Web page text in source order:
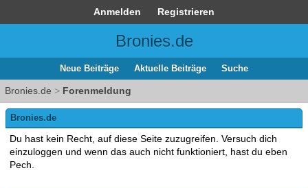
Anmelden Registrieren
Bronies.de
Neue Beiträge Aktuelle Beiträge Suche
Bronies.de > Forenmeldung
Bronies.de
Du hast kein Recht, auf diese Seite zuzugreifen. Versuch dich
einzuloggen und wenn das auch nicht funktioniert, hast du eben
Pech.